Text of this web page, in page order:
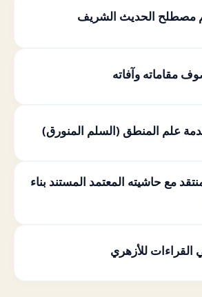
مصطلح الحديث الشريف
مقاماته وآفاته
علم المنطق (السلم المنورق)
مع حاشيته المعتمد المستند بناء
القراءات للأزهري